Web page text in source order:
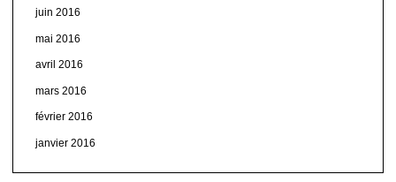
juin 2016
mai 2016
avril 2016
mars 2016
février 2016
janvier 2016